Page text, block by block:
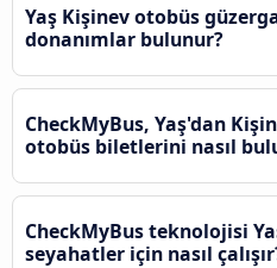
Yaş Kişinev otobüs
donanımlar bulunur?
CheckMyBus, Yaş'dan
otobüs biletlerini nasıl
CheckMyBus teknolojisi
seyahatler için nasıl